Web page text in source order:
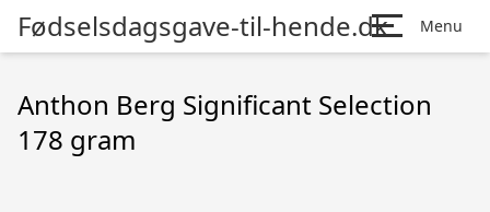
Fødselsdagsgave-til-hende.dk Menu
Anthon Berg Significant Selection
178 gram